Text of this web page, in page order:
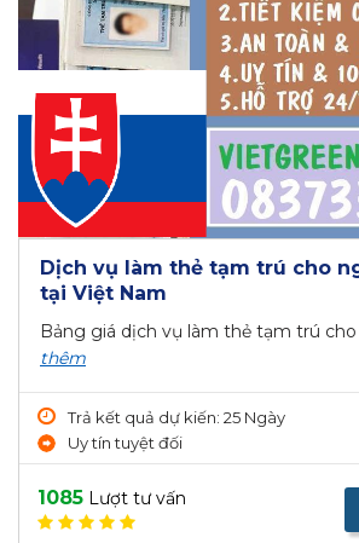
Dịch vụ làm thẻ tạm trú cho
tại Việt Nam
Bảng giá dịch vụ làm thẻ tạm trú cho
thêm
Trả kết quả dự kiến: 25 Ngày
Uy tín tuyệt đối
1085 Lượt tư vấn